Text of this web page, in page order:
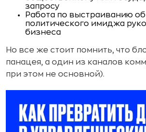
запросу
Работа по выстраиванию
политического имиджа
бизнеса
Но все же стоит помнить, что
панацея, а один из каналов
при этом не основной).